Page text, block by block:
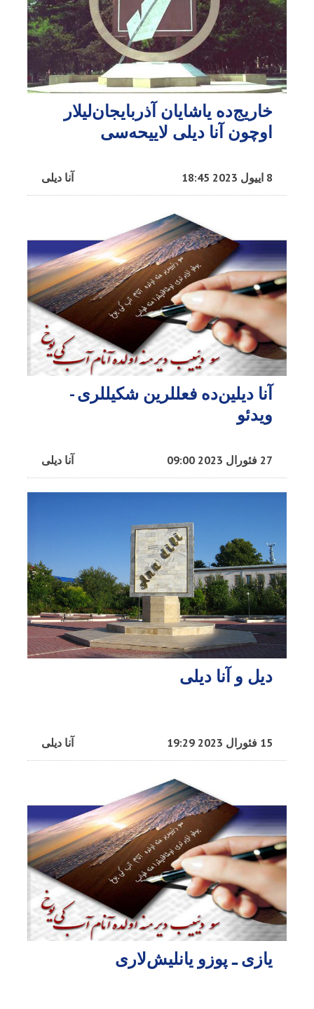
خاریج‌ده یاشایان آذربایجان‌لیلار
اوچون آنا دیلی لاییحه‌سی
آنا دیلی 8 اییول 2023 18:45
آنا دیلین‌ده فعللرین شکیللری -
ویدئو
آنا دیلی 27 فئورال 2023 09:00
دیل و آنا دیلی
آنا دیلی 15 فئورال 2023 19:29
یازی ـ پوزو یانلیش‌لاری